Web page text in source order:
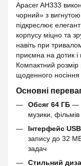
Apacer AH333
чорний» з
підкреслює
корпусу міцно та
навіть при
приємна на дотик і
Компактний
щоденного носіння
Основні
Обсяг 64 ГБ —
музики,
Інтерфейс
запису до 32
задач
Стильний